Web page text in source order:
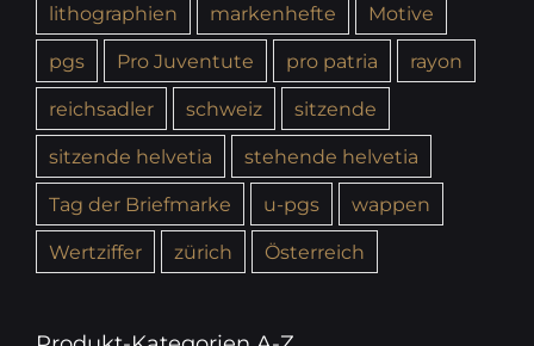
lithographien
markenhefte
Motive
pgs
Pro Juventute pro patria
rayon
reichsadler
schweiz
sitzende
sitzende helvetia
stehende helvetia
Tag der Briefmarke
u-pgs
wappen
Wertziffer
zürich Österreich